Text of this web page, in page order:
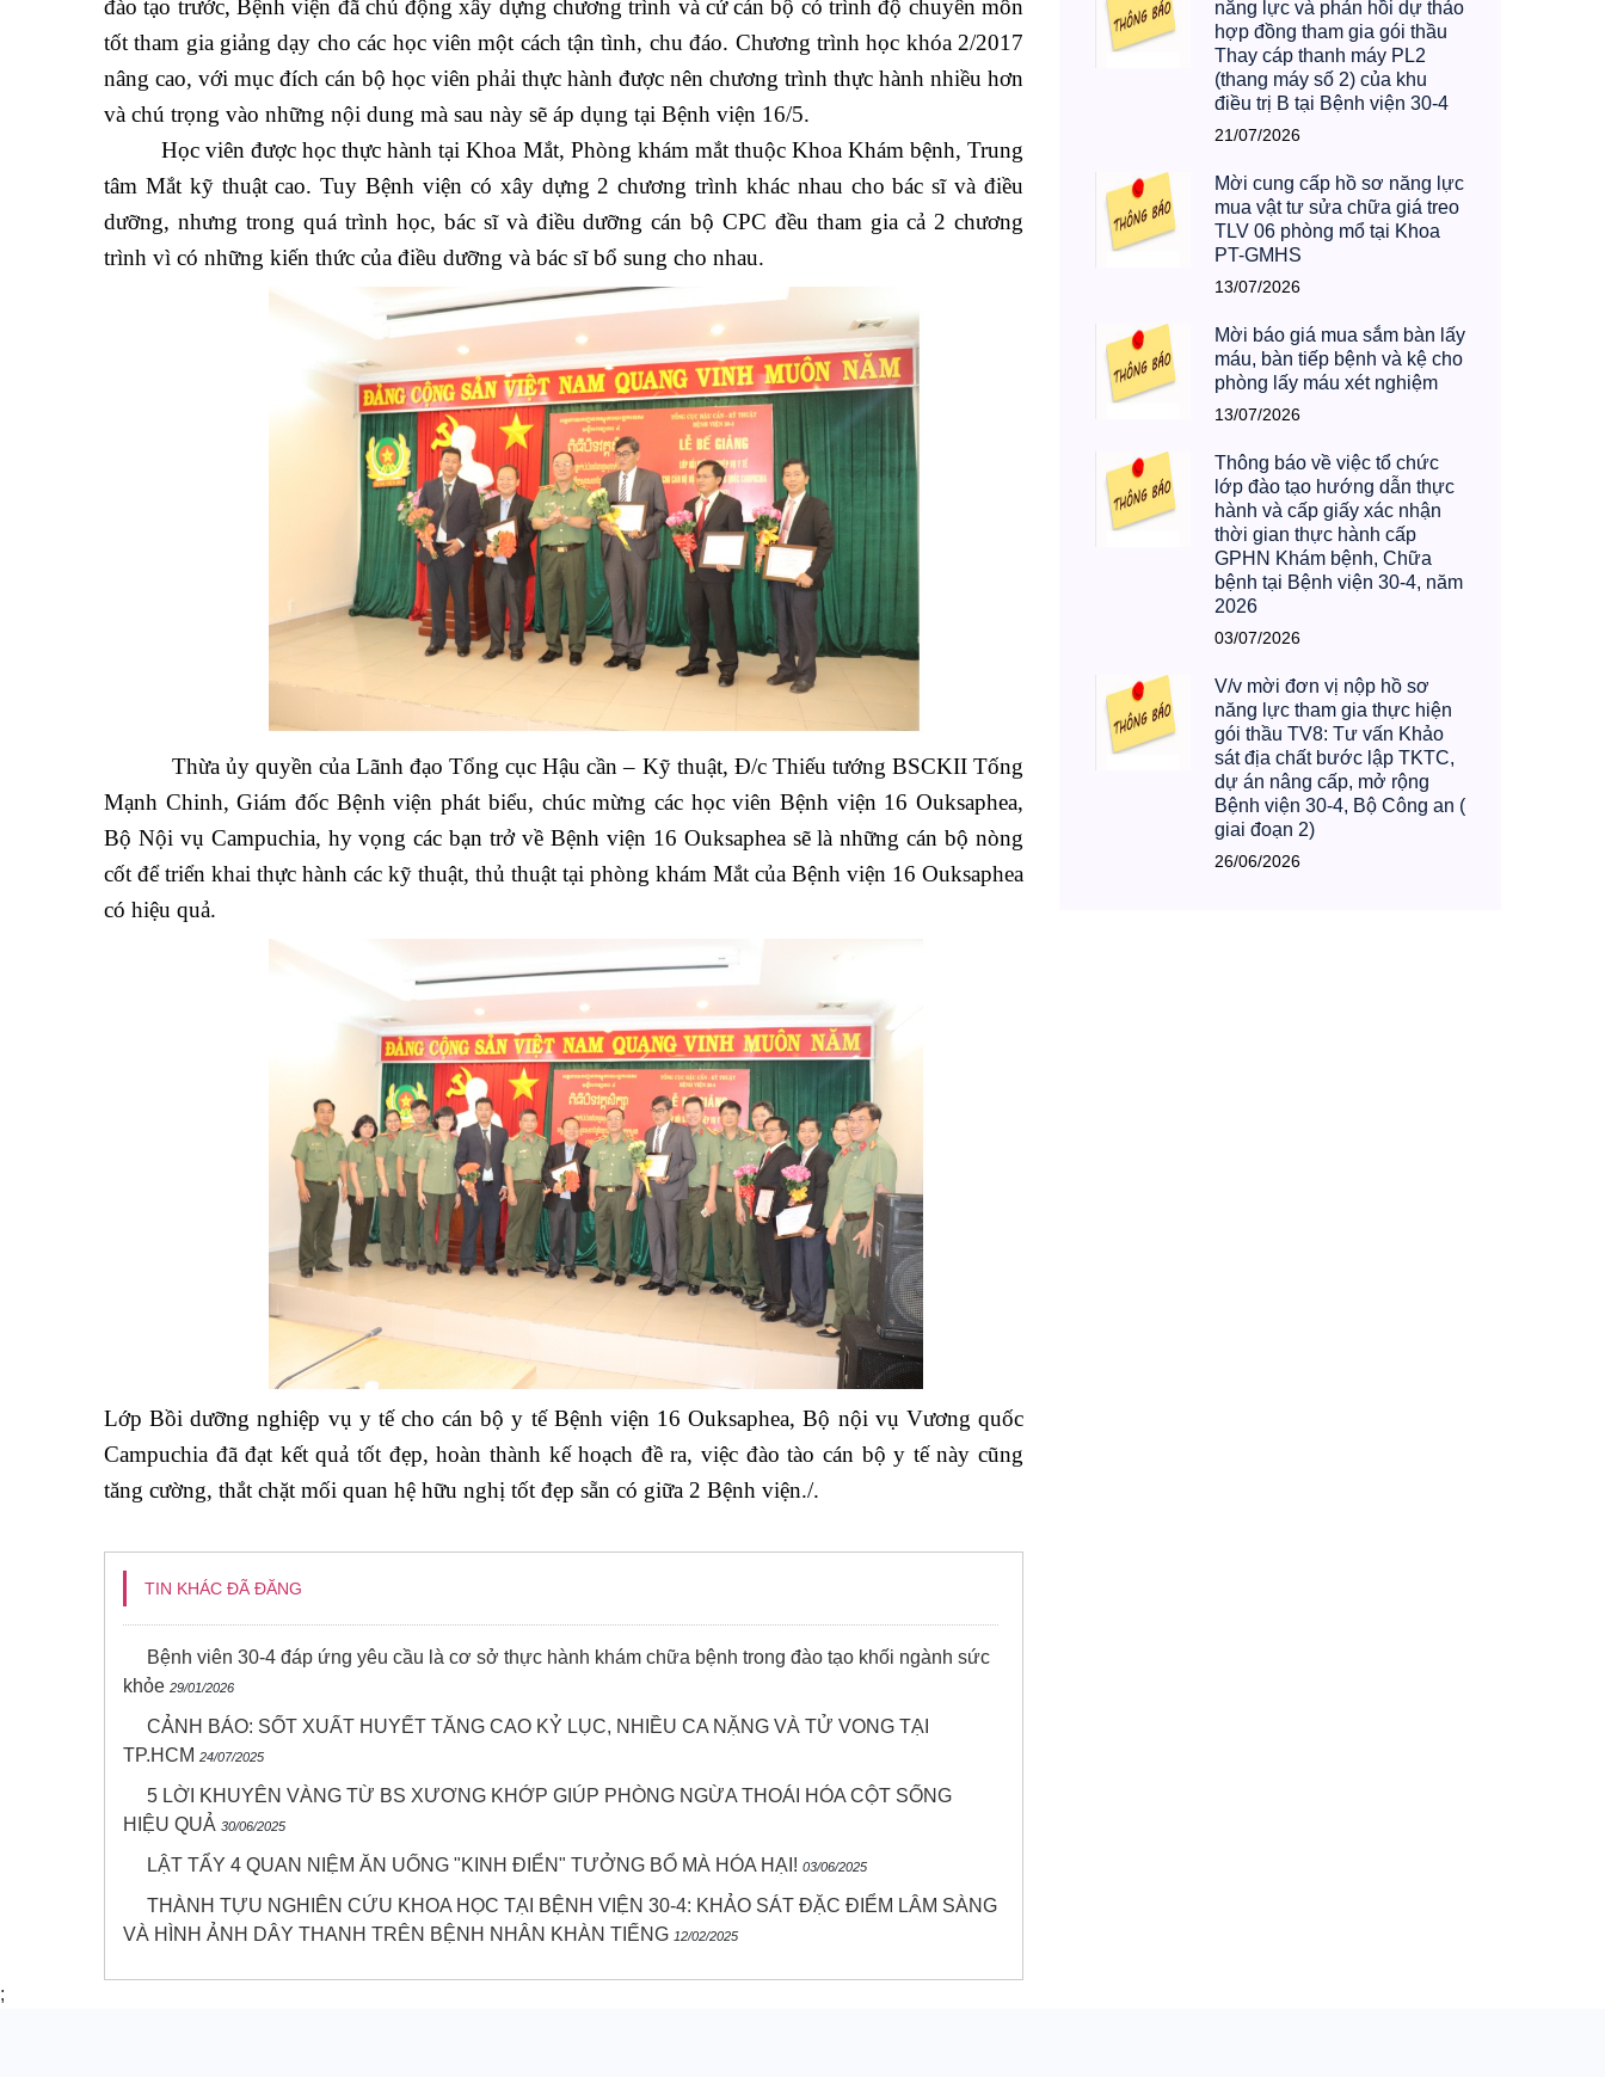
gồm 05 học viên, trong đó 01 Bác sỹ, 03 điều dưỡng và 01 phiên dịch. Đã có kinh nghiệm từ khóa
đào tạo trước, Bệnh viện đã chủ động xây dựng chương trình và cử cán bộ có trình độ chuyên môn
tốt tham gia giảng dạy cho các học viên một cách tận tình, chu đáo. Chương trình học khóa 2/2017
nâng cao, với mục đích cán bộ học viên phải thực hành được nên chương trình thực hành nhiều hơn
và chú trọng vào những nội dung mà sau này sẽ áp dụng tại Bệnh viện 16/5.
Học viên được học thực hành tại Khoa Mắt, Phòng khám mắt thuộc Khoa Khám bệnh, Trung
tâm Mắt kỹ thuật cao. Tuy Bệnh viện có xây dựng 2 chương trình khác nhau cho bác sĩ và điều
dưỡng, nhưng trong quá trình học, bác sĩ và điều dưỡng cán bộ CPC đều tham gia cả 2 chương
trình vì có những kiến thức của điều dưỡng và bác sĩ bổ sung cho nhau.
Thừa ủy quyền của Lãnh đạo Tổng cục Hậu cần – Kỹ thuật, Đ/c Thiếu tướng BSCKII Tống
Mạnh Chinh, Giám đốc Bệnh viện phát biểu, chúc mừng các học viên Bệnh viện 16 Ouksaphea,
Bộ Nội vụ Campuchia, hy vọng các bạn trở về Bệnh viện 16 Ouksaphea sẽ là những cán bộ nòng
cốt để triển khai thực hành các kỹ thuật, thủ thuật tại phòng khám Mắt của Bệnh viện 16 Ouksaphea
Lớp Bồi dưỡng nghiệp vụ y tế cho cán bộ y tếBệnh viện 16 Ouksaphea,Bộ nội vụ Vương quốc
Campuchia đã đạt kết quả tốt đẹp, hoàn thành kế hoạch đề ra, việc đào tào cán bộ y tế này cũng
TIN KHÁC ĐÃ ĐĂNG
khỏe 29/01/2026
TP.HCM 24/07/2025
5 LỜI KHUYÊN VÀNG TỪ BS XƯƠNG KHỚP GIÚP PHÒNG NGỪA THOÁI HÓA CỘT SỐNG
HIỆU QUẢ
30/06/2025
LẬT TẨY 4 QUAN NIỆM ĂN UỐNG "KINH ĐIỂN" TƯỞNG BỔ MÀ HÓA HẠI! 03/06/2025
THÀNH TỰU NGHIÊN CỨU KHOA HỌC TẠI BỆNH VIỆN 30-4: KHẢO SÁT ĐẶC ĐIỂM LÂM SÀNG
VÀ HÌNH ẢNH DÂY THANH TRÊN BỆNH NHÂN KHÀN TIẾNG 12/02/2025
Mời đơn vị cung cấp hồ sơ
năng lực và phản hồi dự thảo
hợp đồng tham gia gói thầu
Thay cáp thanh máy PL2
điều trị B tại Bệnh viện 30-4
21/07/2026
Mời cung cấp hồ sơ năng lực
mua vật tư sửa chữa giá treo
PT-GMHS
13/07/2026
Mời báo giá mua sắm bàn lấy
phòng lấy máu xét nghiệm
13/07/2026
Thông báo về việc tổ chức
lớp đào tạo hướng dẫn thực
hành và cấp giấy xác nhận
thời gian thực hành cấp
GPHN Khám bệnh, Chữa
2026
03/07/2026
V/v mời đơn vị nộp hồ sơ
năng lực tham gia thực hiện
gói thầu TV8: Tư vấn Khảo
sát địa chất bước lập TKTC,
dự án nâng cấp, mở rộng
giai đoạn 2)